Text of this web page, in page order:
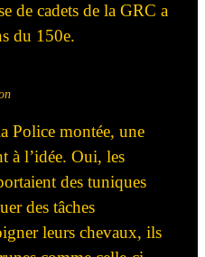
de cadets de la GRC a
du 150e.
Police montée, une
à l’idée. Oui, les
des tuniques
des tâches
leurs chevaux, ils